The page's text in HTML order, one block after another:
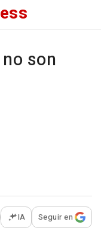
son
opciones para
IA Seguir en